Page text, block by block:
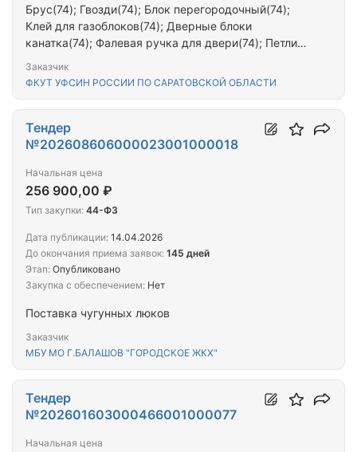
Брус(74); Гвозди(74); Блок перегородочный(74);
Клей для газоблоков(74); Дверные блоки
канатка(74); Фалевая ручка для двери(74); Петли
Клей плиточный(74)
Заказчик
ФКУТ УФСИН РОССИИ ПО САРАТОВСКОЙ ОБЛАСТИ
Поставка чугунных люков
Заказчик
МБУ МО Г.БАЛАШОВ "ГОРОДСКОЕ ЖКХ"
Тендер
№202608606000023001000018
Начальная цена
256 900,00 ₽
Тип закупки: 44-ФЗ
Дата публикации: 14.04.2026
До окончания приема заявок: 145 дней
Этап: Опубликовано
Закупка с обеспечением: Нет
Тендер
№202601603000466001000077
Начальная цена